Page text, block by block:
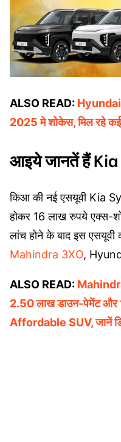
ALSO READ:
2025 मे शोकेस, मिल रहे
आइये जानतें हैं
किआ की नई एसयूवी Kia
होकर 16 लाख रुपये एक्स-
लांच होने के बाद इस एसयूवी
Mahindra 3XO,
ALSO READ:
2.50 लाख डाउन-पेमेंट और
Affordable SUV, जानें